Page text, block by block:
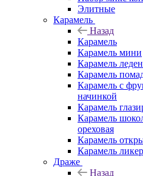
Элитные
Карамель
Назад
Карамель
Карамель мини
Карамель
Карамель
Карамель с
начинкой
Карамель
Карамель
ореховая
Карамель
Карамель
Драже
Назад